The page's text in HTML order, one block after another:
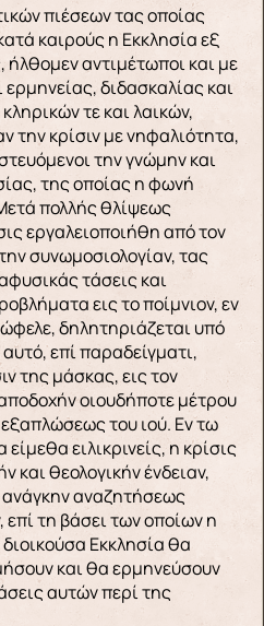
πιέσεων τας οποίας
καιρούς η Εκκλησία εξ
αντιμέτωποι και με
ερμηνείας, διδασκαλίας και
τε και λαικών,
την κρίσιν με νηφαλιότητα,
την γνώμην και
της οποίας η φωνή
πολλής θλίψεως
εργαλειοποιήθη από τον
συνωμοσιολογίαν, τας
τάσεις και
εις το ποίμνιον, εν
δηλητηριάζεται υπό
επί παραδείγματι,
της μάσκας, εις τον
οιουδήποτε μέτρου
του ιού. Εν τω
ειλικρινείς, η κρίσις
και θεολογικήν ένδειαν,
ανάγκην αναζητήσεως
τη βάσει των οποίων η
Εκκλησία θα
και θα ερμηνεύσουν
αυτών περί της